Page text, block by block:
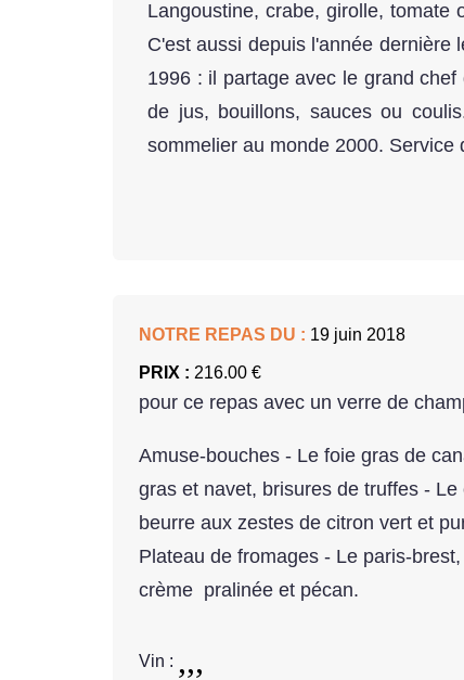
Langoustine, crabe, girolle, tomate
C'est aussi depuis l'année dernière
1996 : il partage avec le grand
de jus, bouillons, sauces ou
sommelier au monde 2000.
NOTRE REPAS DU : 19 juin 2018
PRIX : 216.00 €
pour ce repas avec un verre de
Amuse-bouches - Le foie gras de
gras et navet, brisures de truffes -
beurre aux zestes de citron vert et
Plateau de fromages - Le paris-
crème pralinée et pécan.
Vin :